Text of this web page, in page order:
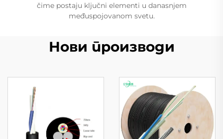
čime postaju ključni elementi u danasnjem
međuspojovanom svetu.
Нови производи